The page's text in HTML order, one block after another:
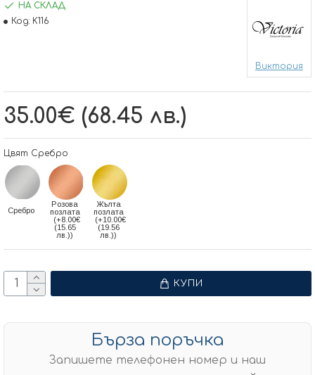
35.00€ (68.45 лв.)
НА СКЛАД
Код: K116
Виктория
Цвят Сребро
Сребро
Розова
позлата
(+8.00€
(15.65
лв.))
Жълта
позлата
(+10.00€
(19.56
лв.))
КУПИ
Бърза поръчка
Запишете телефонен номер и наш